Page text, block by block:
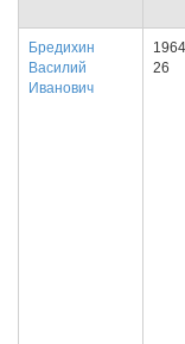
Бредихин
Василий
Иванович
26